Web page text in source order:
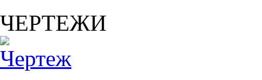
ЧЕРТЕЖИ